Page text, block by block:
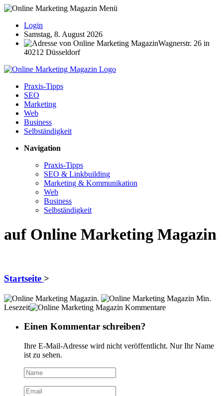
Login
Samstag, 8. August 2026
Wagnerstr. 26 in
40212 Düsseldorf
Praxis-Tipps
SEO
Marketing
Web
Business
Selbständigkeit
Navigation
Praxis-Tipps
SEO & Linkbuilding
Marketing & Kommunikation
Web
Business
Selbständigkeit
auf Online Marketing Magazin
Startseite >
.
Min.
Lesezeit
Kommentare
Einen Kommentar schreiben?
Ihre E-Mail-Adresse wird nicht veröffentlicht. Nur Ihr Name
ist zu sehen.